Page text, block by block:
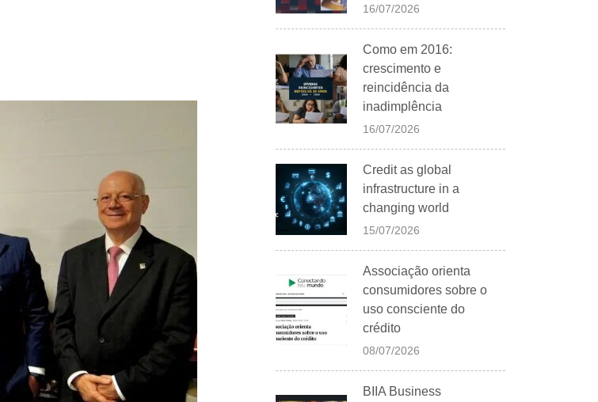
16/07/2026
Como em 2016:
crescimento e
reincidência da
inadimplência
16/07/2026
Credit as global
infrastructure in a
changing world
15/07/2026
Associação orienta
consumidores sobre o
uso consciente do
crédito
08/07/2026
BIIA Business